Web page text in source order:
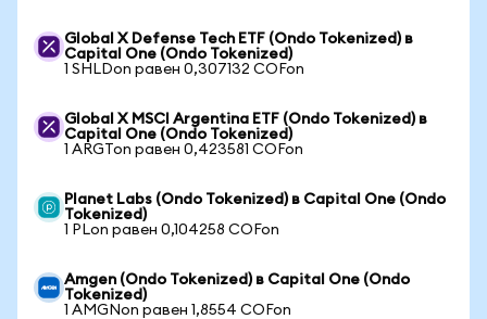
Global X Defense Tech ETF (Ondo Tokenized) в
Capital One (Ondo Tokenized)
1 SHLDon равен 0,307132 COFon
Global X MSCI Argentina ETF (Ondo Tokenized) в
Capital One (Ondo Tokenized)
1 ARGTon равен 0,423581 COFon
Planet Labs (Ondo Tokenized) в Capital One (Ondo
Tokenized)
1 PLon равен 0,104258 COFon
Amgen (Ondo Tokenized) в Capital One (Ondo
Tokenized)
1 AMGNon равен 1,8554 COFon